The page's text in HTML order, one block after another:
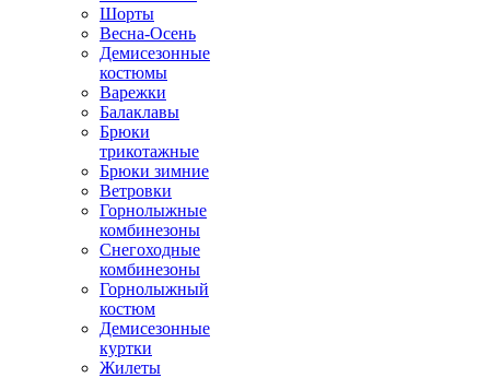
Шорты
Весна-Осень
Демисезонные
костюмы
Варежки
Балаклавы
Брюки
трикотажные
Брюки зимние
Ветровки
Горнолыжные
комбинезоны
Снегоходные
комбинезоны
Горнолыжный
костюм
Демисезонные
куртки
Жилеты